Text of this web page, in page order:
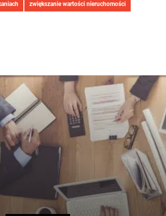
zwiększanie wartości nieruchomości